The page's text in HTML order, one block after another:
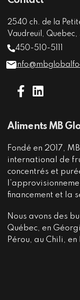
2540 ch. de la
Vaudreuil, Quebec,
450-510-5111
Aliments MB
Fondé en 2017,
international de
concentrés et
financement et la
Nous avons des
Québec, en
Pérou, au Chili, en